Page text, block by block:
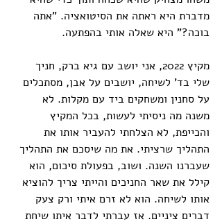
מדברת היא ראתה את הסיטואציה. "אתה
בוכה?" היא שאלה אותי בהפתעה.
מקיץ 2022, אני יושב עם גיא ברק, חניך
שלי בד' לשיחה, יושבים על אבן, מסתכלים
על סחנין ומשחקים ביד עם מקלות. לא
משנה מה ניסיתי לעשות, בכל המקיץ
והכייפת, לא הצלחתי להעביר אותו את
התהליך שרציתי. את מה שיסכם את התהליך
שעברנו השנה. ושוב, בפעולת סיכום, הוא
קילל את שאר החניכים והייתי צריך להוציא
אותו לשיחה. הוא לא זרם איתי ורק צעק
דברים ציניים. אז עברתי לדבר איתו שיחת